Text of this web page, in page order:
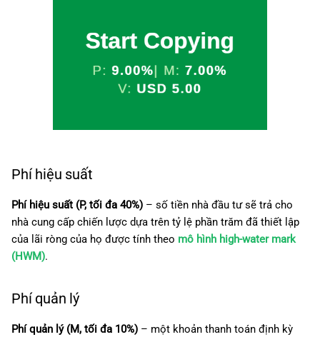
Phí hiệu suất
Phí hiệu suất (P, tối đa 40%) – số tiền nhà đầu tư sẽ trả cho
nhà cung cấp chiến lược dựa trên tỷ lệ phần trăm đã thiết lập
của lãi ròng của họ được tính theo mô hình high-water mark
(HWM).
Phí quản lý
Phí quản lý (M, tối đa 10%) – một khoản thanh toán định kỳ